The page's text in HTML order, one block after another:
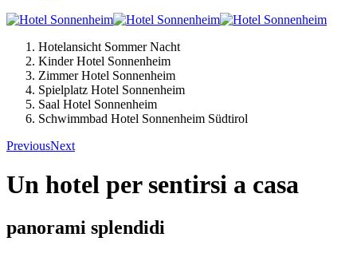
Hotelansicht Sommer Nacht
Kinder Hotel Sonnenheim
Zimmer Hotel Sonnenheim
Spielplatz Hotel Sonnenheim
Saal Hotel Sonnenheim
Schwimmbad Hotel Sonnenheim Südtirol
PreviousNext
Un hotel per sentirsi a casa
panorami splendidi